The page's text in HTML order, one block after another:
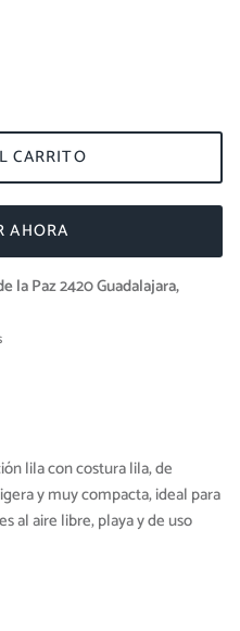
CARRITO
AHORA
la Paz 2420 Guadalajara,
lila con costura lila, de
y muy compacta, ideal para
al aire libre, playa y de uso